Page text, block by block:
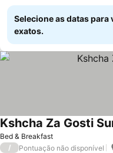
Selecione as datas para
exatos.
Bed & Breakfast
Kshcha Za Gosti
/ Pontuação não disponível